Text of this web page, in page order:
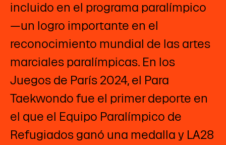
incluido en el programa paralímpico
—un logro importante en el
reconocimiento mundial de las artes
marciales paralímpicas. En los
Juegos de París 2024, el Para
Taekwondo fue el primer deporte en
el que el Equipo Paralímpico de
Refugiados ganó una medalla y LA28